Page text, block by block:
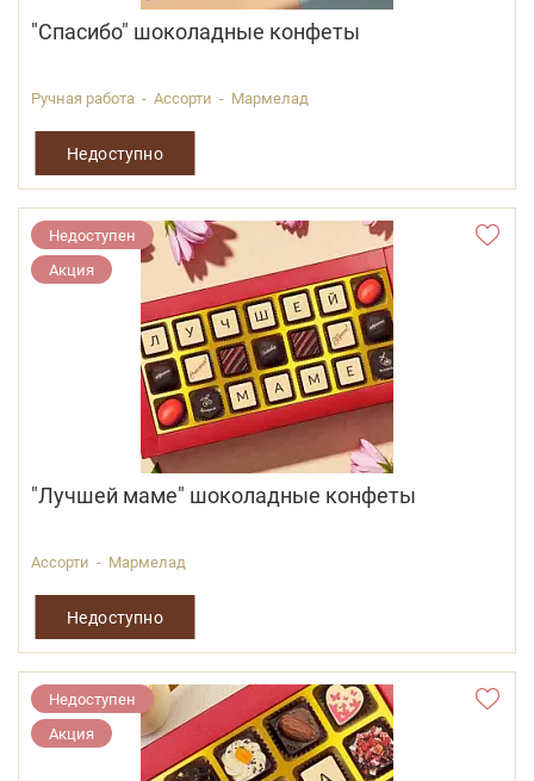
"Спасибо" шоколадные конфеты
Ручная работа - Ассорти - Мармелад
Недоступно
Недоступен
Акция
"Лучшей маме" шоколадные конфеты
Ассорти - Мармелад
Недоступно
Недоступен
Акция